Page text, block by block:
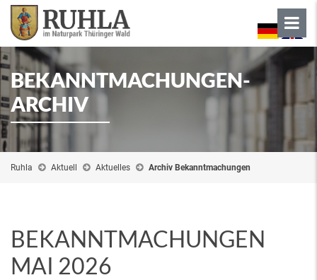
BEKANNTMACHUNGEN-
ARCHIV
Ruhla Aktuell Aktuelles Archiv Bekanntmachungen
BEKANNTMACHUNGEN
MAI 2026